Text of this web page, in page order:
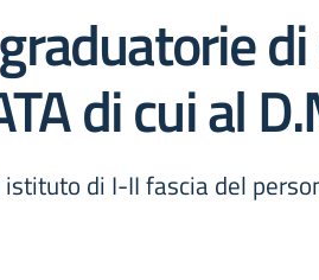
di cui al
di I-II fascia del